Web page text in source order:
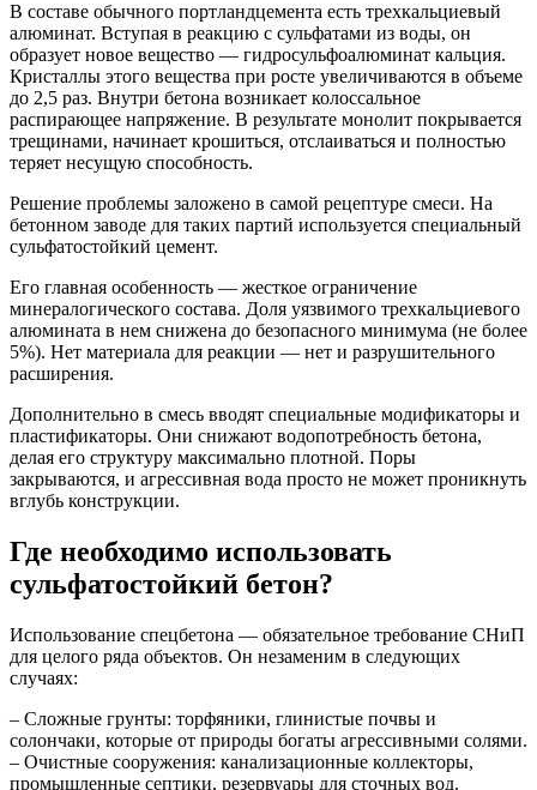
В составе обычного портландцемента есть трехкальциевый
алюминат. Вступая в реакцию с сульфатами из воды, он
образует новое вещество — гидросульфоалюминат кальция.
Кристаллы этого вещества при росте увеличиваются в объеме
до 2,5 раз. Внутри бетона возникает колоссальное
распирающее напряжение. В результате монолит покрывается
трещинами, начинает крошиться, отслаиваться и полностью
теряет несущую способность.
Решение проблемы заложено в самой рецептуре смеси. На
бетонном заводе для таких партий используется специальный
сульфатостойкий цемент.
Его главная особенность — жесткое ограничение
минералогического состава. Доля уязвимого трехкальциевого
алюмината в нем снижена до безопасного минимума (не более
5%). Нет материала для реакции — нет и разрушительного
расширения.
Дополнительно в смесь вводят специальные модификаторы и
пластификаторы. Они снижают водопотребность бетона,
делая его структуру максимально плотной. Поры
закрываются, и агрессивная вода просто не может проникнуть
вглубь конструкции.
Где необходимо использовать
сульфатостойкий бетон?
Использование спецбетона — обязательное требование СНиП
для целого ряда объектов. Он незаменим в следующих
случаях:
– Сложные грунты: торфяники, глинистые почвы и
солончаки, которые от природы богаты агрессивными солями.
– Очистные сооружения: канализационные коллекторы,
промышленные септики, резервуары для сточных вод.